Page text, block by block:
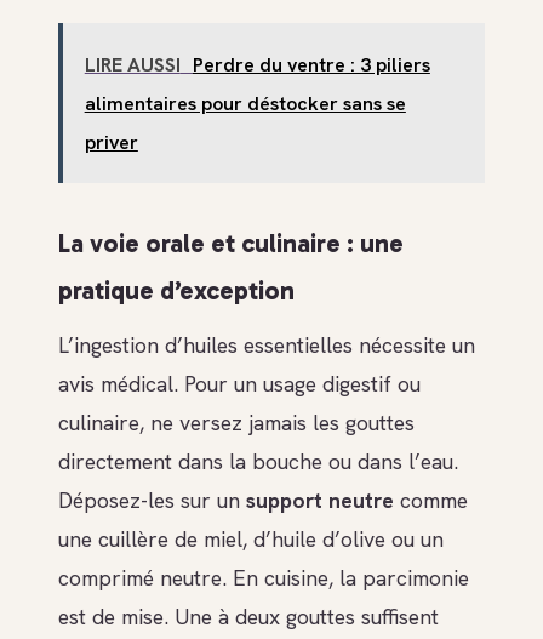
LIRE AUSSI Perdre du ventre : 3 piliers
alimentaires pour déstocker sans se
priver
La voie orale et culinaire : une
pratique d’exception
L’ingestion d’huiles essentielles nécessite un
avis médical. Pour un usage digestif ou
culinaire, ne versez jamais les gouttes
directement dans la bouche ou dans l’eau.
Déposez-les sur un support neutre comme
une cuillère de miel, d’huile d’olive ou un
comprimé neutre. En cuisine, la parcimonie
est de mise. Une à deux gouttes suffisent